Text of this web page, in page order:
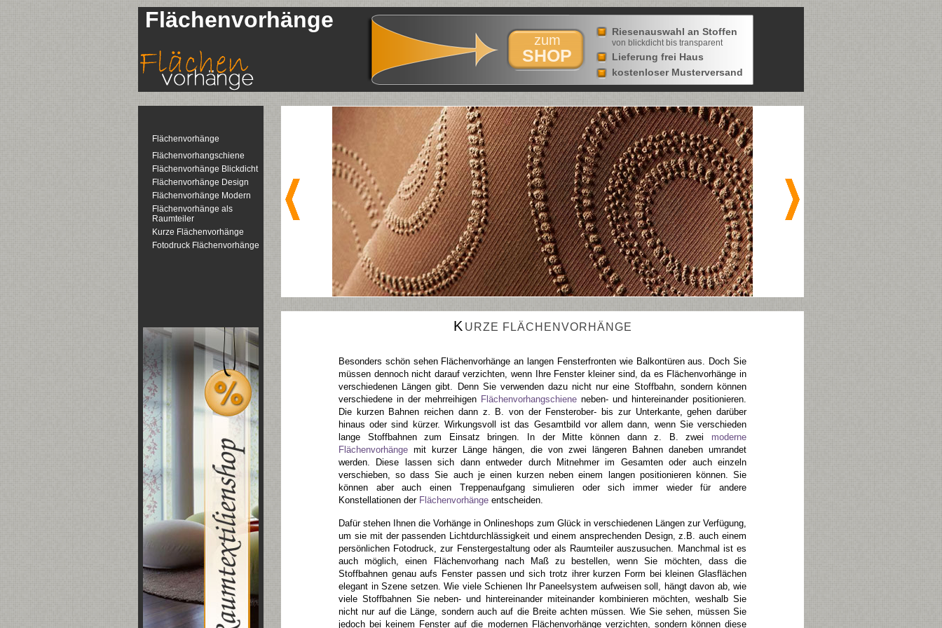
zum
SHOP
Riesenauswahl an Stoffen
von blickdicht bis transparent
Lieferung frei Haus
kostenloser Musterversand
Flächenvorhänge
Flächenvorhänge
Flächenvorhangschiene
Flächenvorhänge Blickdicht
Flächenvorhänge Design
Flächenvorhänge Modern
Flächenvorhänge als
Raumteiler
Kurze Flächenvorhänge
Fotodruck Flächenvorhänge
K URZE FLÄCHENVORHÄNGE
Besonders schön sehen Flächenvorhänge an langen Fensterfronten wie Balkontüren aus. Doch Sie
müssen dennoch nicht darauf verzichten, wenn Ihre Fenster kleiner sind, da es Flächenvorhänge in
verschiedenen Längen gibt. Denn Sie verwenden dazu nicht nur eine Stoffbahn, sondern können
verschiedene in der mehrreihigen Flächenvorhangschiene neben- und hintereinander positionieren.
Die kurzen Bahnen reichen dann z. B. von der Fensterober- bis zur Unterkante, gehen darüber
hinaus oder sind kürzer. Wirkungsvoll ist das Gesamtbild vor allem dann, wenn Sie verschieden
lange Stoffbahnen zum Einsatz bringen. In der Mitte können dann z. B. zwei moderne
Flächenvorhänge mit kurzer Länge hängen, die von zwei längeren Bahnen daneben umrandet
werden. Diese lassen sich dann entweder durch Mitnehmer im Gesamten oder auch einzeln
verschieben, so dass Sie auch je einen kurzen neben einem langen positionieren können. Sie
können aber auch einen Treppenaufgang simulieren oder sich immer wieder für andere
Konstellationen der Flächenvorhänge entscheiden.
Dafür stehen Ihnen die Vorhänge in Onlineshops zum Glück in verschiedenen Längen zur Verfügung,
um sie mit der passenden Lichtdurchlässigkeit und einem ansprechenden Design, z.B. auch einem
persönlichen Fotodruck, zur Fenstergestaltung oder als Raumteiler auszusuchen. Manchmal ist es
auch möglich, einen Flächenvorhang nach Maß zu bestellen, wenn Sie möchten, dass die
Stoffbahnen genau aufs Fenster passen und sich trotz ihrer kurzen Form bei kleinen Glasflächen
elegant in Szene setzen. Wie viele Schienen Ihr Paneelsystem aufweisen soll, hängt davon ab, wie
viele Stoffbahnen Sie neben- und hintereinander miteinander kombinieren möchten, weshalb Sie
nicht nur auf die Länge, sondern auch auf die Breite achten müssen. Wie Sie sehen, müssen Sie
jedoch bei keinem Fenster auf die modernen Flächenvorhänge verzichten, sondern können diese